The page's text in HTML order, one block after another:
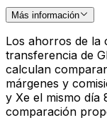
Más información
Los ahorros de la
transferencia de
calculan
márgenes y
y Xe el mismo día
comparación